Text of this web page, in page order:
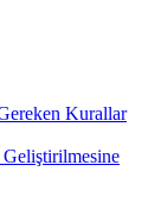
Kurallar
Geliştirilmesine